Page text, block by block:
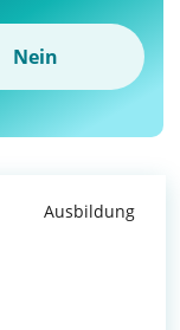
Nein
Ausbildung